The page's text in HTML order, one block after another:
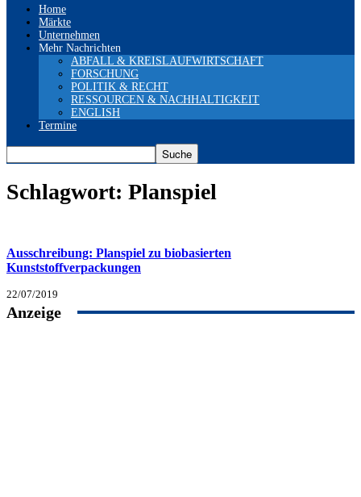
Home
Märkte
Unternehmen
Mehr Nachrichten
ABFALL & KREISLAUFWIRTSCHAFT
FORSCHUNG
POLITIK & RECHT
RESSOURCEN & NACHHALTIGKEIT
ENGLISH
Termine
Schlagwort: Planspiel
Ausschreibung: Planspiel zu biobasierten
Kunststoffverpackungen
22/07/2019
Anzeige